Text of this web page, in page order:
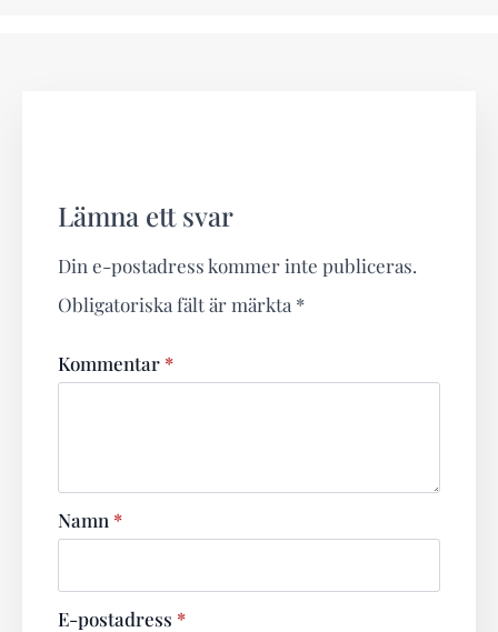
Lämna ett svar
Din e-postadress kommer inte publiceras.
Obligatoriska fält är märkta *
Kommentar *
Namn *
E-postadress *